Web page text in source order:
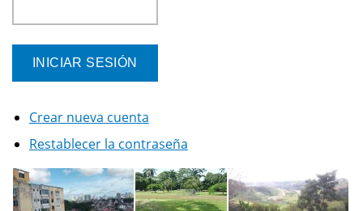
Crear nueva cuenta
Restablecer la contraseña